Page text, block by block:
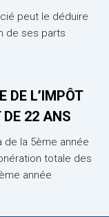
peut le déduire
de ses parts
DE L’IMPÔT
DE 22 ANS
de la 5ème année
totale des
année